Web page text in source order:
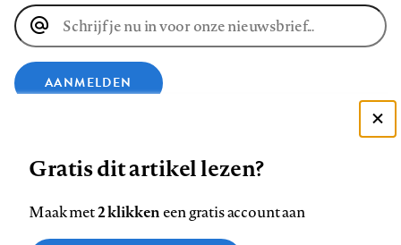
E-
mailadres
AANMELDEN
ons
Zie onze cookie policy
Gratis dit artikel lezen?
Maak met2 klikkeneen gratis account aan